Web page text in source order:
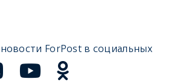
ForPost в социальных